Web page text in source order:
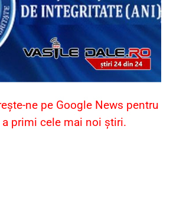
ne pe Google News pentru
a primi cele mai noi știri.